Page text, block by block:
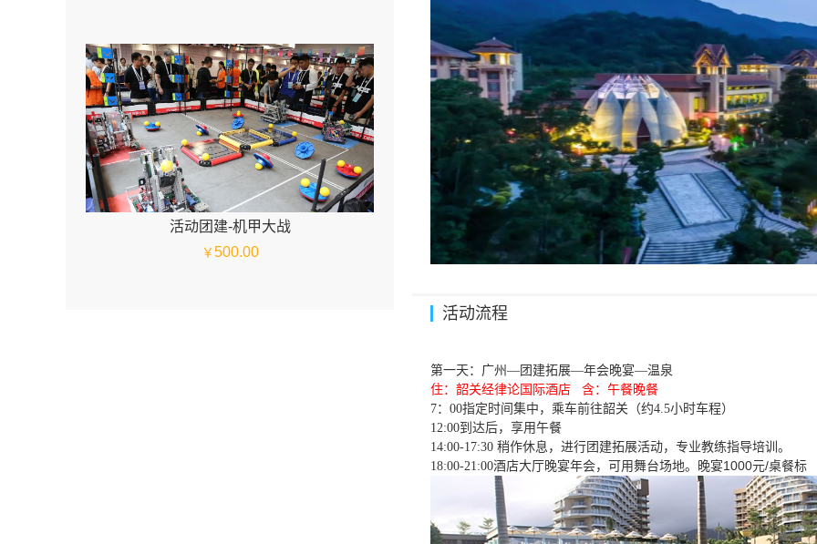
活动团建-机甲大战
￥500.00
活动流程
第一天：广州 —团建拓展—年会晚宴—温泉
住： 韶关经律论国际酒店 含：午餐晚餐
7：00指定时间集中，乘车前往韶关（约4.5小时车程）
12:00到达后，享用午餐
14:00-17:30 稍作休息，进行团建拓展活动，专业教练指导培训。
18:00-21:00酒店大厅晚宴年会，可用舞台场地。
晚宴1000元/桌餐标